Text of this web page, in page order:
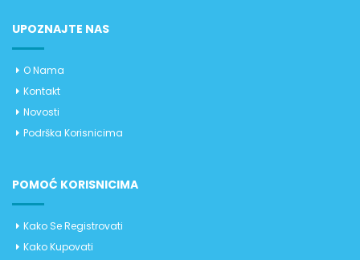
UPOZNAJTE NAS
O Nama
Kontakt
Novosti
Podrška Korisnicima
POMOĆ KORISNICIMA
Kako Se Registrovati
Kako Kupovati